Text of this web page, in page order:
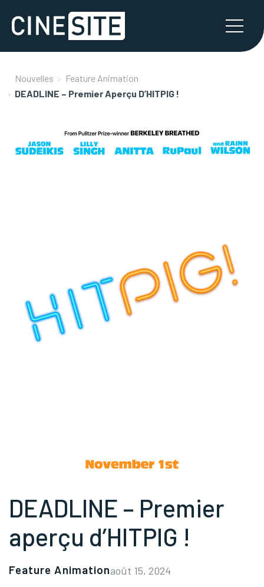
Nouvelles
Feature Animation
DEADLINE – Premier Aperçu D’HITPIG !
DEADLINE – Premier
aperçu d’HITPIG !
Feature Animationaoût 15, 2024